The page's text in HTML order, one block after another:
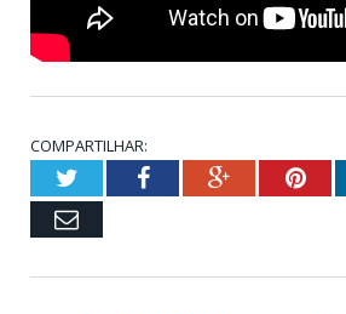
COMPARTILHAR:
TwitterFacebookGoogle+
Email